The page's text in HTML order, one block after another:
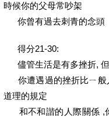
時候你的父母常吵架
你曾有過去刺青的念頭
得分21-30:
儘管生活是有多挫折, 但
你遭遇過的挫折比ㄧ般
道理的規定
和不和諧的人際關係 ,